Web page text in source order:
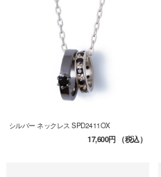
シルバー ネックレス SPD2411OX
17,600円（税込）